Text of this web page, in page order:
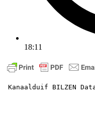
18:11
Kanaalduif BILZEN